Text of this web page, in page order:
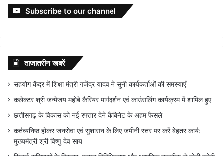
Subscribe to our channel
ताजातरीन खबरें
सहयोग केंद्र में शिक्षा मंत्री गजेंद्र यादव ने सुनी कार्यकर्ताओं की समस्याएँ
कलेक्टर श्री जन्मेजय महोबे कैरियर मार्गदर्शन एवं काउंसलिंग कार्यक्रम में शामिल हुए
छत्तीसगढ़ के विकास को नई रफ्तार देने कैबिनेट के अहम फैसले
कर्तव्यनिष्ठ होकर जनसेवा एवं सुशासन के लिए जमीनी स्तर पर करें बेहतर कार्य:
मुख्यमंत्री श्री विष्णु देव साय